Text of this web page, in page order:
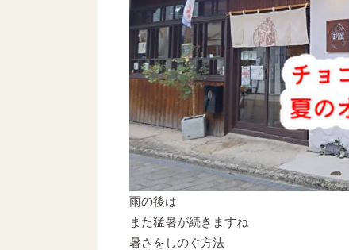
雨の後は
また猛暑が続きますね
暑さをしのぐ方法